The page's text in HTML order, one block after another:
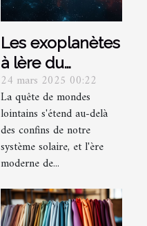
Les exoplanètes
à lère du
télescope
James Webb
découvertes et
perspectives
futures
24 mars 2025 00:22
La quête de mondes
lointains s'étend au-delà
des confins de notre
système solaire, et l'ère
moderne de...